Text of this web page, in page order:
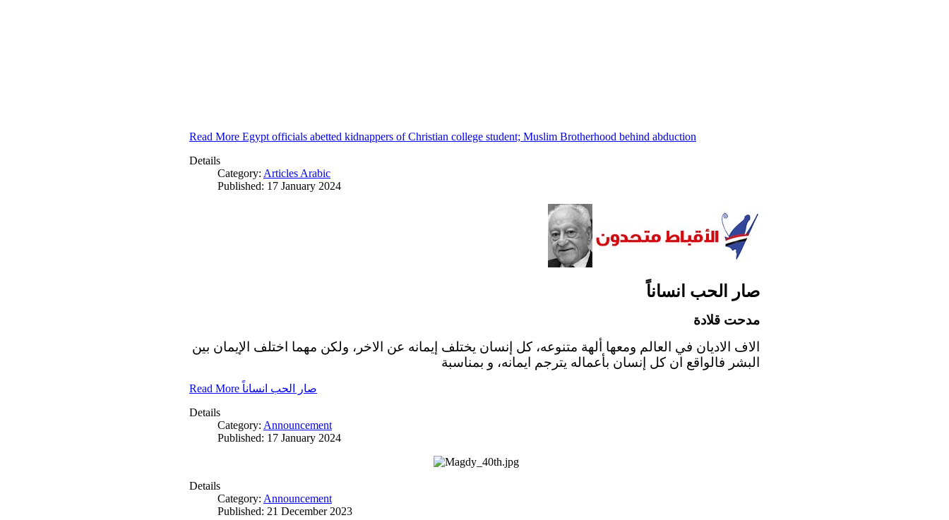
Read More Egypt officials abetted kidnappers of Christian college student; Muslim Brotherhood behind abduction
Details
Category: Articles Arabic
Published: 17 January 2024
صار الحب انساناً
مدحت قلادة
الاف الاديان في العالم ومعها ألهة متنوعه، كل إنسان يختلف إيمانه عن الاخر، ولكن مهما اختلف الإيمان بين
البشر فالواقع ان كل إنسان بأعماله يترجم ايمانه، و بمناسبة
Read More صار الحب انساناً
Details
Category: Announcement
Published: 17 January 2024
Details
Category: Announcement
Published: 21 December 2023